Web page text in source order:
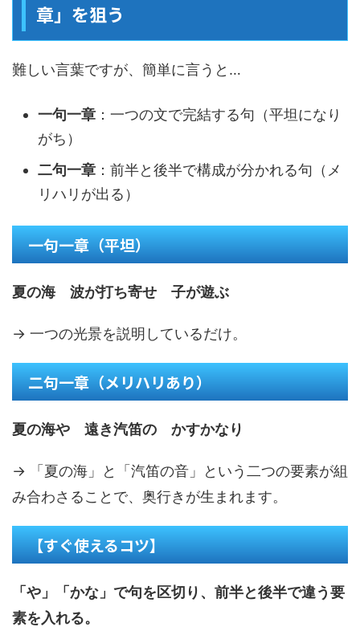
章」を狙う
難しい言葉ですが、簡単に言うと…
一句一章 ：一つの文で完結する句（平坦になり
がち）
二句一章 ：前半と後半で構成が分かれる句（メ
リハリが出る）
一句一章（平坦）
夏の海 波が打ち寄せ 子が遊ぶ
→ 一つの光景を説明しているだけ。
二句一章（メリハリあり）
夏の海や 遠き汽笛の かすかなり
→ 「夏の海」と「汽笛の音」という二つの要素が組
み合わさることで、奥行きが生まれます。
【すぐ使えるコツ】
「や」「かな」で句を区切り、前半と後半で違う要
素を入れる。